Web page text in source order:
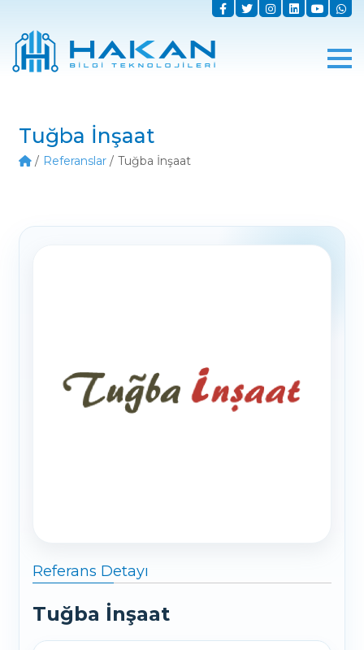
Tuğba İnşaat
Referanslar Tuğba İnşaat
Referans Detayı
Tuğba İnşaat